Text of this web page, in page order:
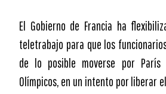
El Gobierno de Francia ha
teletrabajo para que los
de lo posible moverse por París
Olímpicos, en un intento por liberar